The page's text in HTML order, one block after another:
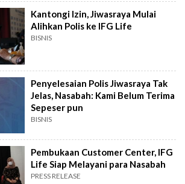
Kantongi Izin, Jiwasraya Mulai
Alihkan Polis ke IFG Life
BISNIS
Penyelesaian Polis Jiwasraya Tak
Jelas, Nasabah: Kami Belum Terima
Sepeser pun
BISNIS
Pembukaan Customer Center, IFG
Life Siap Melayani para Nasabah
PRESS RELEASE